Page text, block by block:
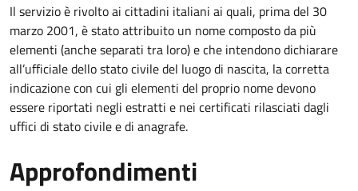
Il servizio è rivolto ai cittadini italiani ai quali, prima del 30
marzo 2001, è stato attribuito un nome composto da più
elementi (anche separati tra loro) e che intendono dichiarare
all’ufficiale dello stato civile del luogo di nascita, la corretta
indicazione con cui gli elementi del proprio nome devono
essere riportati negli estratti e nei certificati rilasciati dagli
uffici di stato civile e di anagrafe.
Approfondimenti